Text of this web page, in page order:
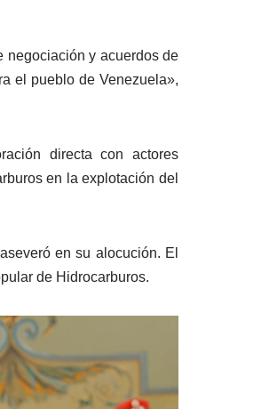
negociación y acuerdos de
el pueblo de Venezuela»,
directa con actores
en la explotación del
en su alocución. El
de Hidrocarburos.